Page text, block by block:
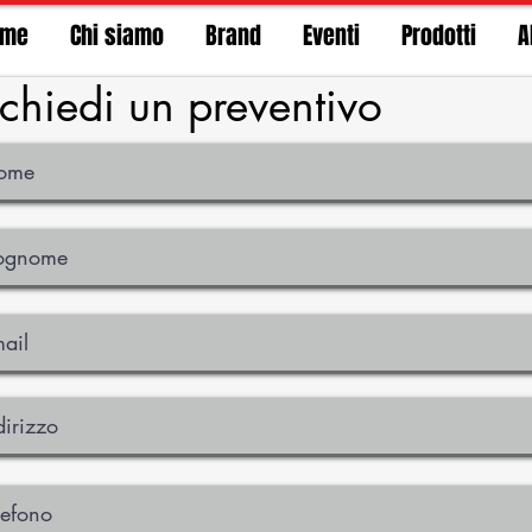
Chi siamo Brand Eventi Prodotti
un preventivo